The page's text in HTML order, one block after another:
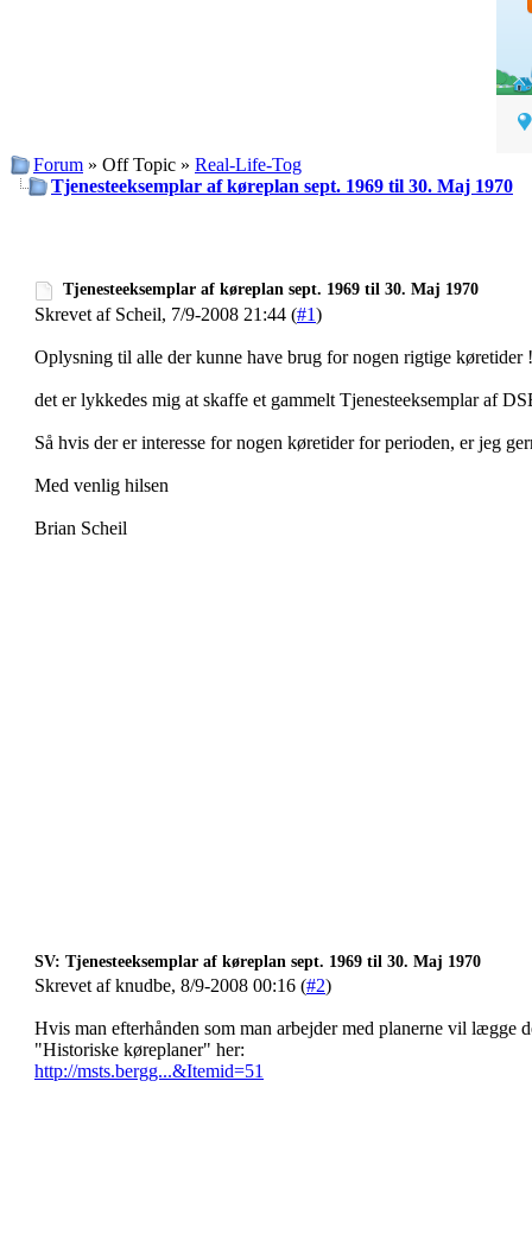
Forum » Off Topic » Real-Life-Tog
Tjenesteeksemplar af køreplan sept. 1969 til 30. Maj 1970
Tjenesteeksemplar af køreplan sept. 1969 til 30. Maj 1970
Skrevet af Scheil, 7/9-2008 21:44 (#1)
Oplysning til alle der kunne have brug for nogen rigtige køretider !
det er lykkedes mig at skaffe et gammelt Tjenesteeksemplar af
Så hvis der er interesse for nogen køretider for perioden, er jeg
Med venlig hilsen
Brian Scheil
SV: Tjenesteeksemplar af køreplan sept. 1969 til 30. Maj 1970
Skrevet af knudbe, 8/9-2008 00:16 (#2)
Hvis man efterhånden som man arbejder med planerne vil lægge
"Historiske køreplaner" her:
http://msts.bergg...&Itemid=51